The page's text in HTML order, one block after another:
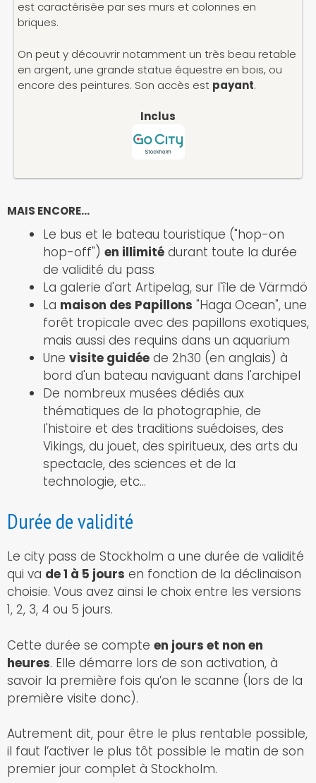
est caractérisée par ses murs et colonnes en
briques.
On peut y découvrir notamment un très beau retable
en argent, une grande statue équestre en bois, ou
encore des peintures. Son accès est payant.
Inclus
MAIS ENCORE…
Le bus et le bateau touristique ("hop-on
hop-off") en illimité durant toute la durée
de validité du pass
La galerie d'art Artipelag, sur l'île de Värmdö
La maison des Papillons "Haga Ocean", une
forêt tropicale avec des papillons exotiques,
mais aussi des requins dans un aquarium
Une visite guidée de 2h30 (en anglais) à
bord d'un bateau naviguant dans l'archipel
De nombreux musées dédiés aux
thématiques de la photographie, de
l'histoire et des traditions suédoises, des
Vikings, du jouet, des spiritueux, des arts du
spectacle, des sciences et de la
technologie, etc...
Durée de validité
Le city pass de Stockholm a une durée de validité
qui va de 1 à 5 jours en fonction de la déclinaison
choisie. Vous avez ainsi le choix entre les versions
1, 2, 3, 4 ou 5 jours.
Cette durée se compte en jours et non en
heures. Elle démarre lors de son activation, à
savoir la première fois qu’on le scanne (lors de la
première visite donc).
Autrement dit, pour être le plus rentable possible,
il faut l’activer le plus tôt possible le matin de son
premier jour complet à Stockholm.